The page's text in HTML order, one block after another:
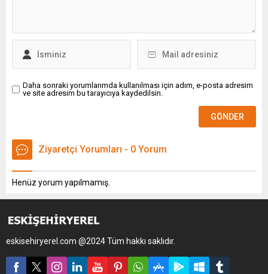
Daha sonraki yorumlarımda kullanılması için adım, e-posta adresim
ve site adresim bu tarayıcıya kaydedilsin.
Ziyaretçi Yorumları - 0 Yorum
Henüz yorum yapılmamış.
eskisehiryerel.com @2024 Tüm hakkı saklıdır.